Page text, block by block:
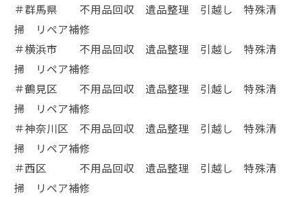
＃群馬県 不用品回収 遺品整理 引越し 特殊清
掃 リペア補修
＃横浜市 不用品回収 遺品整理 引越し 特殊清
掃 リペア補修
＃鶴見区 不用品回収 遺品整理 引越し 特殊清
掃 リペア補修
＃神奈川区 不用品回収 遺品整理 引越し 特殊清
掃 リペア補修
＃西区 不用品回収 遺品整理 引越し 特殊清
掃 リペア補修